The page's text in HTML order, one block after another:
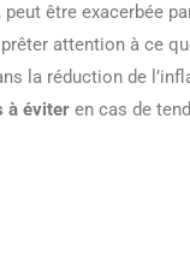
être exacerbée
attention à ce
la réduction de
à éviter en cas de